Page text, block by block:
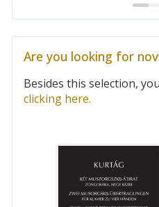
Are you looking for
Besides this selection,
clicking here.